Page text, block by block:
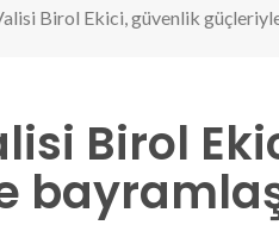
Birol Ekici, güvenlik
Birol